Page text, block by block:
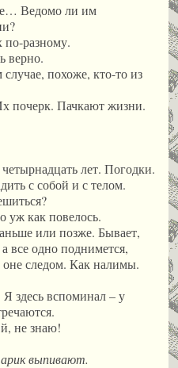
ли им
разному.
похоже, кто-то из
Пачкают жизни.
лет. Погодки.
с собой и с телом.
как повелось.
или позже. Бывает,
все одно поднимется,
следом. Как налимы.
вспоминал – у
не знаю!
выпивают.